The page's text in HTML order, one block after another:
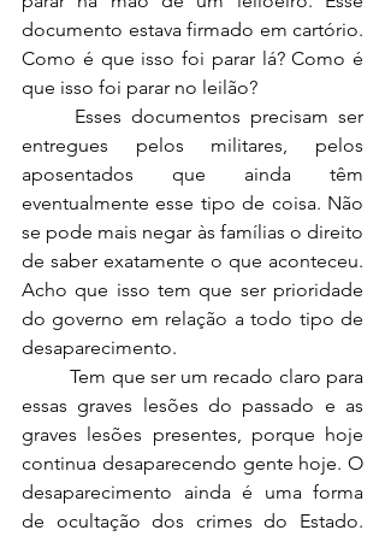
documento estava firmado em cartório.
Como é que isso foi parar lá? Como é
que isso foi parar no leilão?
entregues pelos militares, pelos
aposentados que ainda têm
eventualmente esse tipo de coisa. Não
se pode mais negar às famílias o direito
de saber exatamente o que aconteceu.
Acho que isso tem que ser prioridade
do governo em relação a todo tipo de
desaparecimento.
	Tem que ser um recado claro para
essas graves lesões do passado e as
graves lesões presentes, porque hoje
continua desaparecendo gente hoje. O
desaparecimento ainda é uma forma
de ocultação dos crimes do Estado.